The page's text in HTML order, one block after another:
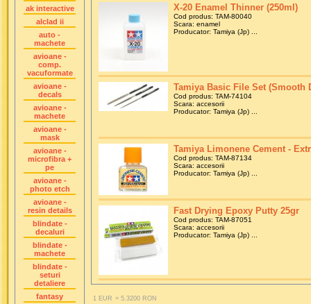
ak interactive
alclad ii
auto -
machete
avioane -
comp.
vacuformate
avioane -
decals
avioane -
machete
avioane -
mask
avioane -
microfibra +
pe
avioane -
photo etch
avioane -
resin details
blindate -
decaluri
blindate -
machete
blindate -
seturi
detaliere
fantasy
X-20 Enamel Thinner (250ml)
Cod produs: TAM-80040
Scara: enamel
Producator: Tamiya (Jp) ...
Tamiya Basic File Set (Smooth
Cod produs: TAM-74104
Scara: accesorii
Producator: Tamiya (Jp) ...
Tamiya Limonene Cement -
Cod produs: TAM-87134
Scara: accesorii
Producator: Tamiya (Jp) ...
Fast Drying Epoxy Putty 25gr
Cod produs: TAM-87051
Scara: accesorii
Producator: Tamiya (Jp) ...
1 EUR = 5.3200 RON